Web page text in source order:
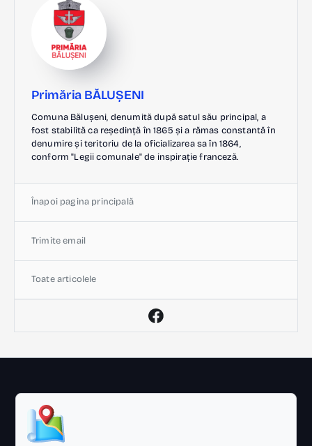
Primăria BĂLUȘENI
Comuna Bălușeni, denumită după satul său principal, a
fost stabilită ca reședință în 1865 și a rămas constantă în
denumire și teritoriu de la oficializarea sa în 1864,
conform "Legii comunale" de inspirație franceză.
Înapoi pagina principală
Trimite email
Toate articolele